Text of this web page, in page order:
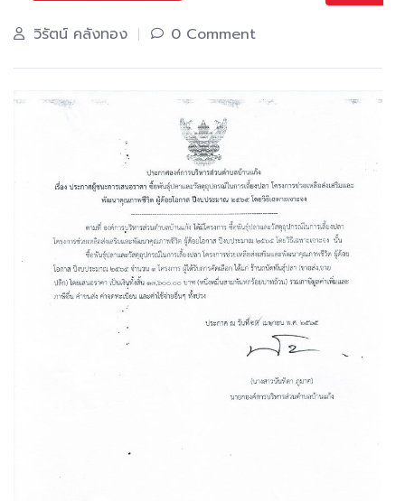
วิรัตน์ คลังทอง 0 Comment